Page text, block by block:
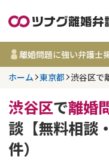
離婚問題に強い弁護士
ホーム 東京都 渋谷区で
渋谷区で離婚
談【無料相談
件）